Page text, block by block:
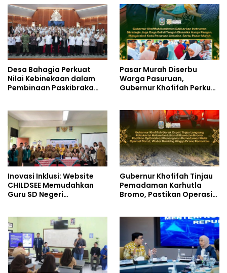
Desa Bahagia Perkuat
Nilai Kebinekaan dalam
Pembinaan Paskibraka
Pasar Murah Diserbu
Warga Pasuruan,
Gubernur Khofifah Perkuat
Inovasi Inklusi: Website
CHILDSEE Memudahkan
Guru SD Negeri
Berkebutuhan Khusus
Gubernur Khofifah Tinjau
Pemadaman Karhutla
Bromo, Pastikan Operasi